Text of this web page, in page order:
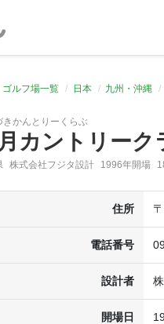
ゴルフ場一覧 日本 九州・沖縄
きかんとりーくらぶ
カントリーク
株式会社フジタ設計 1996年開場
住所
電話番号
設計者
開場日